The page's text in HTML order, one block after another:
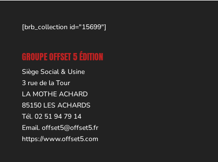
[brb_collection id="15699"]
GROUPE OFFSET 5 ÉDITION
Siège Social & Usine
3 rue de la Tour
LA MOTHE ACHARD
85150 LES ACHARDS
Tél. 02 51 94 79 14
Email. offset5@offset5.fr
https://www.offset5.com